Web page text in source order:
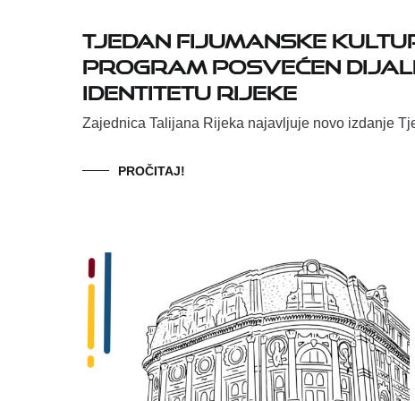
Tjedan fijumanske
program posvećen
identitetu Rijeke
Zajednica Talijana Rijeka najavljuje novo izdanje
PROČITAJ!